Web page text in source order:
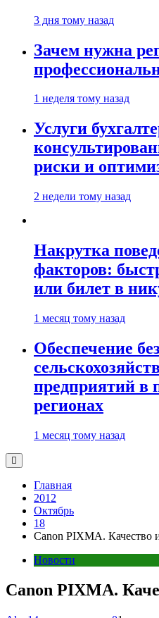
3 дня тому назад
Зачем нужна
1 неделя тому назад
Услуги
риски и
2 недели тому назад
Накрутка
факторов:
или билет в
1 месяц тому назад
Обеспечение
предприятий в
регионах
1 месяц тому назад
Главная
2012
Октябрь
18
Canon PIXMA. Качество
Новости
Canon PIXMA.